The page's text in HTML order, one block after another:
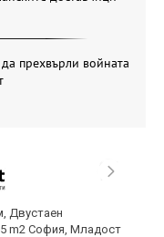
прехвърли войната
Двустаен
m2 София, Младост